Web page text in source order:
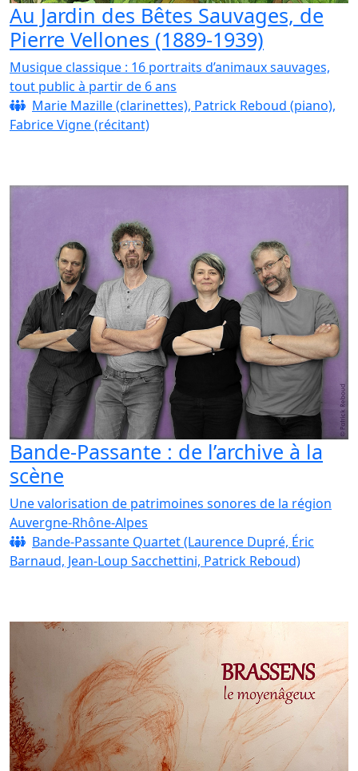
Au Jardin des Bêtes Sauvages, de
Pierre Vellones (1889-1939)
Musique classique : 16 portraits d’animaux sauvages,
tout public à partir de 6 ans
Marie Mazille (clarinettes), Patrick Reboud (piano),
Fabrice Vigne (récitant)
Bande-Passante : de l’archive à la
scène
Une valorisation de patrimoines sonores de la région
Auvergne-Rhône-Alpes
Bande-Passante Quartet (Laurence Dupré, Éric
Barnaud, Jean-Loup Sacchettini, Patrick Reboud)